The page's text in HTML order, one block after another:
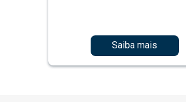
Saiba mais